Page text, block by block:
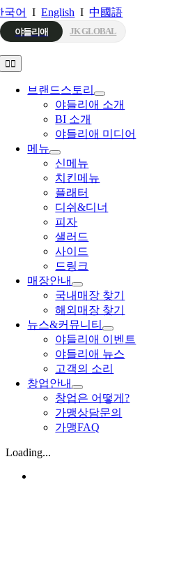
Skip
to
content
국어 IEnglish I中國語
야들리애 JK GLOBAL
Toggle
Navigation
브랜드스토리
야들리애 소개
BI 소개
야들리애 미디어
메뉴
신메뉴
치킨메뉴
플래터
디쉬&디너
피자
샐러드
사이드
드링크
매장안내
국내매장 찾기
해외매장 찾기
뉴스&커뮤니티
야들리애 이벤트
야들리애 뉴스
고객의 소리
창업안내
창업은 어떻게?
가맹상담문의
가맹FAQ
Loading...